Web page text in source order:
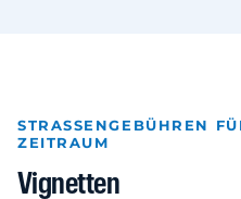
STRASSENGEBÜHREN
EITRAUM
Vignetten